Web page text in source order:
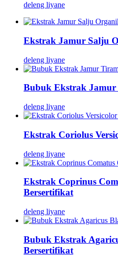
deleng liyane
Ekstrak Jamur Salju
deleng liyane
Bubuk Ekstrak
deleng liyane
Ekstrak Coriolus
deleng liyane
Ekstrak Coprinus
Bersertifikat
deleng liyane
Bubuk Ekstrak
Bersertifikat